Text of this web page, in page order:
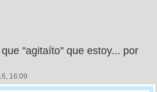
''agitaíto'' que estoy... por
16:09